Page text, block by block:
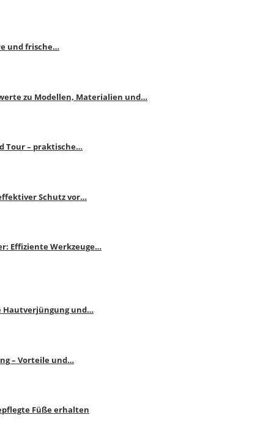
und frische…
zu Modellen, Materialien und…
Tour – praktische…
Schutz vor…
Effiziente Werkzeuge…
Hautverjüngung und…
– Vorteile und…
Füße erhalten